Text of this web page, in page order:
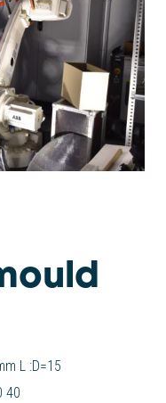
L :D=15
40